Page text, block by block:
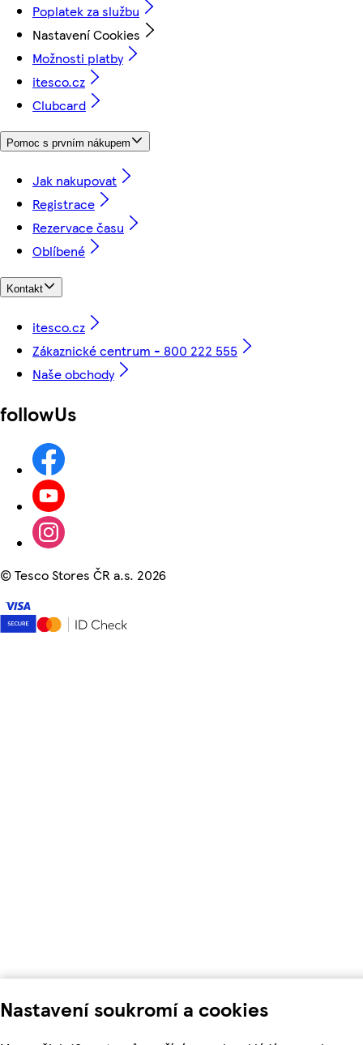
Nastavení soukromí a cookies
Poplatek za službu
Nastavení Cookies
Možnosti platby
itesco.cz
Clubcard
Pomoc s prvním nákupem
Jak nakupovat
Registrace
Rezervace času
Oblíbené
Kontakt
itesco.cz
Zákaznické centrum - 800 222 555
Naše obchody
followUs
©Tesco Stores ČR a.s. 2026